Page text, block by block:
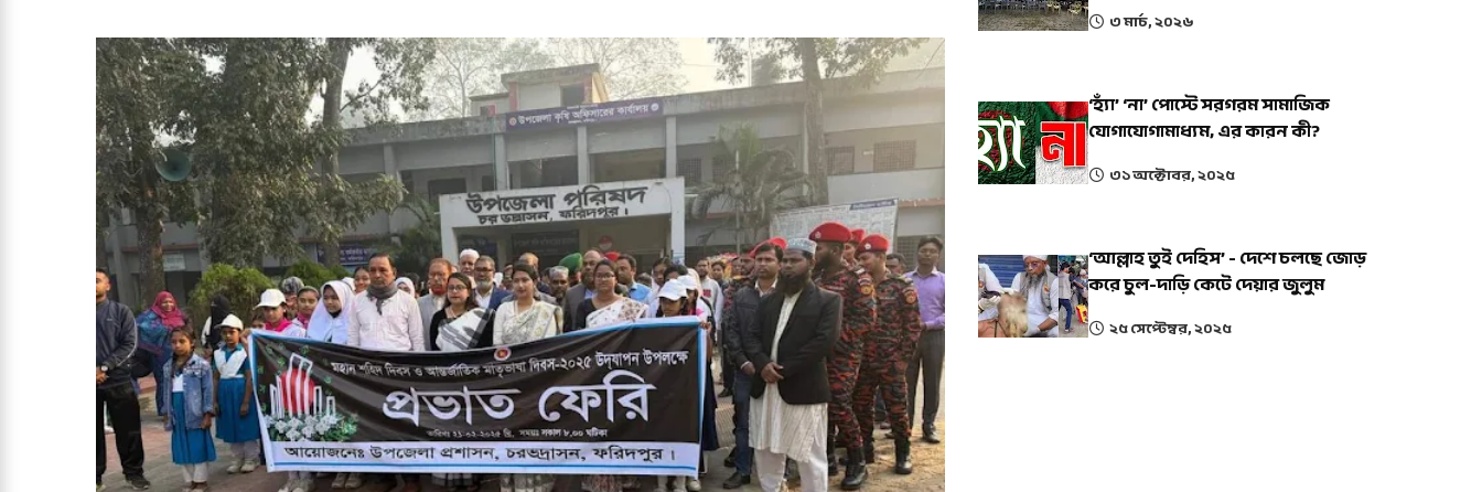
৩ মার্চ, ২০২৬
‘হ্যাঁ’ ‘না’ পোস্টে সরগরম সামাজিক
যোগাযোগামাধ্যম, এর কারন কী?
৩১ অক্টোবর, ২০২৫
‘আল্লাহ তুই দেহিস’ - দেশে চলছে জোড়
করে চুল-দাড়ি কেটে দেয়ার জুলুম
২৫ সেপ্টেম্বর, ২০২৫